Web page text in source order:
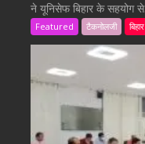
ने यूनिसेफ बिहार के सहयोग
Featured टैकनोलजी बिहार